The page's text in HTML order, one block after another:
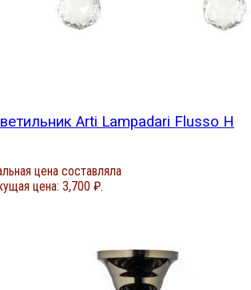
Arti Lampadari Flusso H
цена составляла
цена: 3,700 ₽.